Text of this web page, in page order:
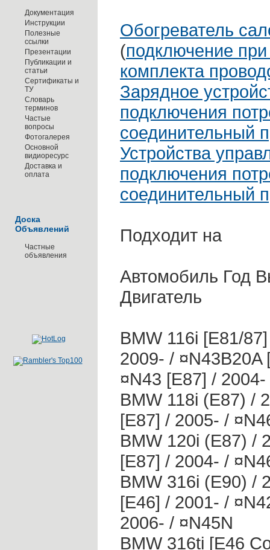
Документация
Инструкции
Полезные
ссылки
Презентации
Публикации и
статьи
Сертификаты и
ТУ
Словарь
терминов
Частые
вопросы
Фотогалерея
Основной
видиоресурс
Доставка и
оплата
Доска
Объявлений
Частные
объявления
Обогреватель
(подключение
комплекта
Зарядное
подключения
соединительный
Устройства
подключения
соединительный
Подходит на
Автомобиль Год
Двигатель
BMW 116i [E81/
2009- / ¤N43B20A
¤N43 [E87] /
BMW 118i (E87) /
[E87] / 2005- /
BMW 120i (E87) /
[E87] / 2004- /
BMW 316i (E90) /
[E46] / 2001- /
2006- / ¤N45N
BMW 316ti [E46